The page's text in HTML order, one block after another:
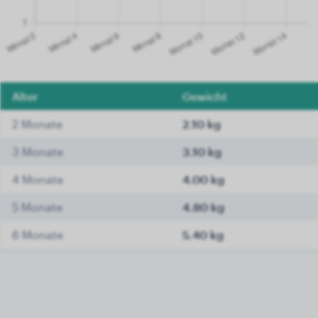
Alter Gewicht
2 Monate 2.10 kg
3 Monate 3.10 kg
4 Monate 4.00 kg
5 Monate 4.80 kg
6 Monate 5.40 kg